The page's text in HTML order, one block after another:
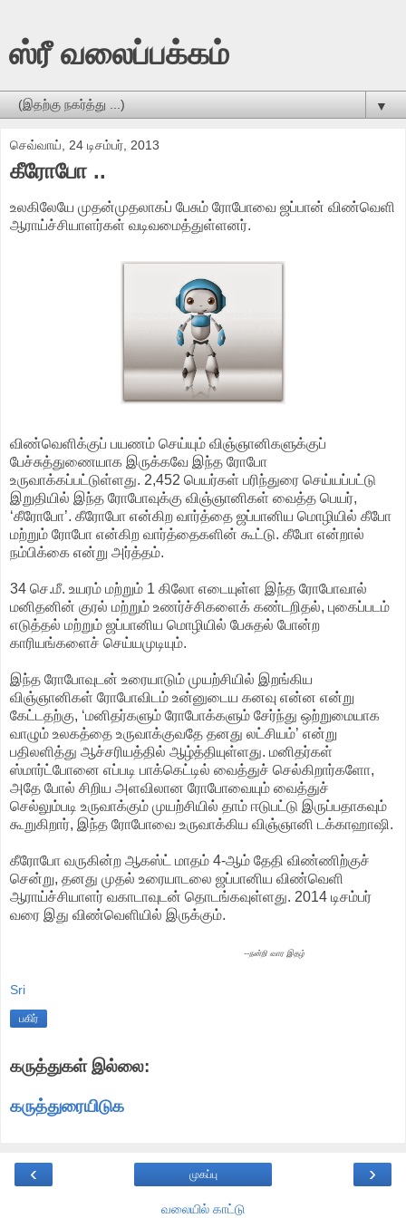
ஸ்ரீ வலைப்பக்கம்
▼
செவ்வாய், 24 டிசம்பர், 2013
கீரோபோ ..
உலகிலேயே முதன்முதலாகப் பேசும் ரோபோவை ஜப்பான் விண்வெளி
ஆராய்ச்சியாளர்கள் வடிவமைத்துள்ளனர்.
விண்வெளிக்குப் பயணம் செய்யும் விஞ்ஞானிகளுக்குப்
பேச்சுத்துணையாக இருக்கவே இந்த ரோபோ
உருவாக்கப்பட்டுள்ளது. 2,452 பெயர்கள் பரிந்துரை செய்யப்பட்டு
இறுதியில் இந்த ரோபோவுக்கு விஞ்ஞானிகள் வைத்த பெயர்,
‘கீரோபோ’. கீரோபோ என்கிற வார்த்தை ஜப்பானிய மொழியில் கீபோ
மற்றும் ரோபோ என்கிற வார்த்தைகளின் கூட்டு. கீபோ என்றால்
நம்பிக்கை என்று அர்த்தம்.
34 செ.மீ. உயரம் மற்றும் 1 கிலோ எடையுள்ள இந்த ரோபோவால்
மனிதனின் குரல் மற்றும் உணர்ச்சிகளைக் கண்டறிதல், புகைப்படம்
எடுத்தல் மற்றும் ஜப்பானிய மொழியில் பேசுதல் போன்ற
காரியங்களைச் செய்யமுடியும்.
இந்த ரோபோவுடன் உரையாடும் முயற்சியில் இறங்கிய
விஞ்ஞானிகள் ரோபோவிடம் உன்னுடைய கனவு என்ன என்று
கேட்டதற்கு, ‘மனிதர்களும் ரோபோக்களும் சேர்ந்து ஒற்றுமையாக
வாழும் உலகத்தை உருவாக்குவதே தனது லட்சியம்’ என்று
பதிலளித்து ஆச்சரியத்தில் ஆழ்த்தியுள்ளது. மனிதர்கள்
ஸ்மார்ட்போனை எப்படி பாக்கெட்டில் வைத்துச் செல்கிறார்களோ,
அதே போல் சிறிய அளவிலான ரோபோவையும் வைத்துச்
செல்லும்படி உருவாக்கும் முயற்சியில் தாம் ஈடுபட்டு இருப்பதாகவும்
கூறுகிறார், இந்த ரோபோவை உருவாக்கிய விஞ்ஞானி டக்காஹாஷி.
கீரோபோ வருகின்ற ஆகஸ்ட் மாதம் 4-ஆம் தேதி விண்ணிற்குச்
சென்று, தனது முதல் உரையாடலை ஜப்பானிய விண்வெளி
ஆராய்ச்சியாளர் வகாடாவுடன் தொடங்கவுள்ளது. 2014 டிசம்பர்
வரை இது விண்வெளியில் இருக்கும்.
--நன்றி வார இதழ்
Sri
பகிர்
கருத்துகள் இல்லை:
கருத்துரையிடுக
‹ ›
முகப்பு
வலையில் காட்டு